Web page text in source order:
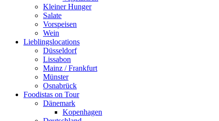
Kleiner Hunger
Salate
Vorspeisen
Wein
Lieblingslocations
Düsseldorf
Lissabon
Mainz / Frankfurt
Münster
Osnabrück
Foodistas on Tour
Dänemark
Kopenhagen